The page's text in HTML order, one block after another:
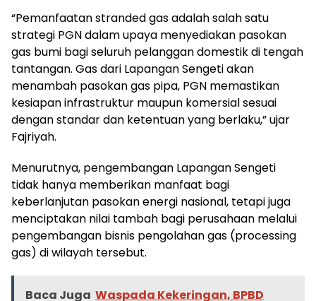
“Pemanfaatan stranded gas adalah salah satu
strategi PGN dalam upaya menyediakan pasokan
gas bumi bagi seluruh pelanggan domestik di tengah
tantangan. Gas dari Lapangan Sengeti akan
menambah pasokan gas pipa, PGN memastikan
kesiapan infrastruktur maupun komersial sesuai
dengan standar dan ketentuan yang berlaku,” ujar
Fajriyah.
Menurutnya, pengembangan Lapangan Sengeti
tidak hanya memberikan manfaat bagi
keberlanjutan pasokan energi nasional, tetapi juga
menciptakan nilai tambah bagi perusahaan melalui
pengembangan bisnis pengolahan gas (processing
gas) di wilayah tersebut.
Baca Juga Waspada Kekeringan, BPBD